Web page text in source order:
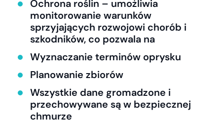
Ochrona roślin – umożliwia
monitorowanie warunków
sprzyjających rozwojowi chorób i
szkodników, co pozwala na
Wyznaczanie terminów oprysku
Planowanie zbiorów
Wszystkie dane gromadzone i
przechowywane są w bezpiecznej
chmurze